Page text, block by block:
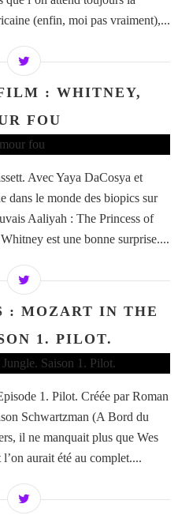
(enfin, moi pas vraiment),...
: WHITNEY,
FOU
Avec Yaya DaCosya et
dans le monde des biopics sur
Aaliyah : The Princess of
est une bonne surprise....
: MOZART IN THE
1. PILOT.
1. Pilot. Créée par Roman
Schwartzman (A Bord du
il ne manquait plus que Wes
aurait été au complet....